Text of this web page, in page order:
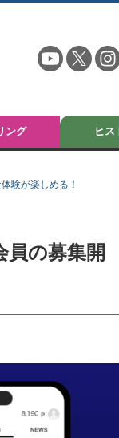
ング ヒス
験が楽しめる！
員の募集開